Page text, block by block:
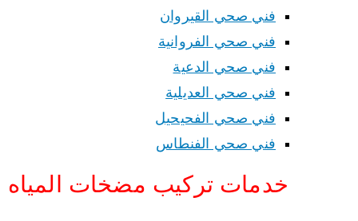
فني صحي القيروان
فني صحي الفروانية
فني صحي الدعية
فني صحي العديلية
فني صحي الفحيحيل
فني صحي الفنطاس
خدمات تركيب مضخات المياه